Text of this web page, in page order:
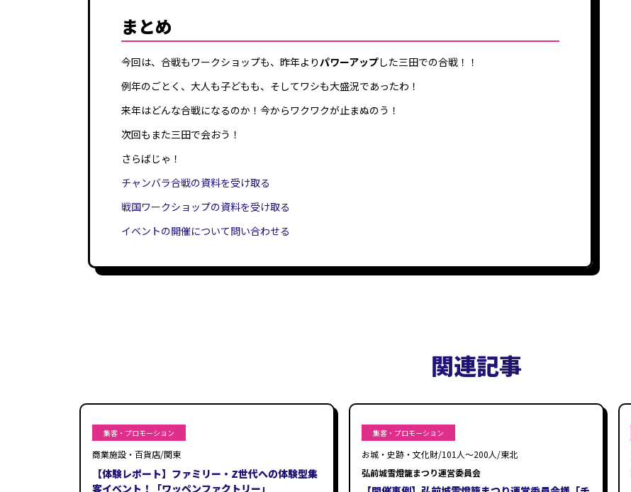
まとめ
今回は、合戦もワークショップも、昨年よりパワーアップした三田での合戦！！
例年のごとく、大人も子どもも、そしてワシも大盛況であったわ！
来年はどんな合戦になるのか！今からワクワクが止まぬのう！
次回もまた三田で会おう！
さらばじゃ！
チャンバラ合戦の資料を受け取る
戦国ワークショップの資料を受け取る
イベントの開催について問い合わせる
関連記事
集客・プロモーション
商業施設・百貨店/関東
【体験レポート】ファミリー・Z世代への体験型集
客イベント！「ワッペンファクトリー」
集客・プロモーション
お城・史跡・文化財/101人〜200人/東北
弘前城雪燈籠まつり運営委員会